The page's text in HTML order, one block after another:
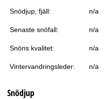
Snödjup, fjäll: n/a
Senaste snöfall: n/a
Snöns kvalitet: n/a
Vintervandringsleder: n/a
Snödjup